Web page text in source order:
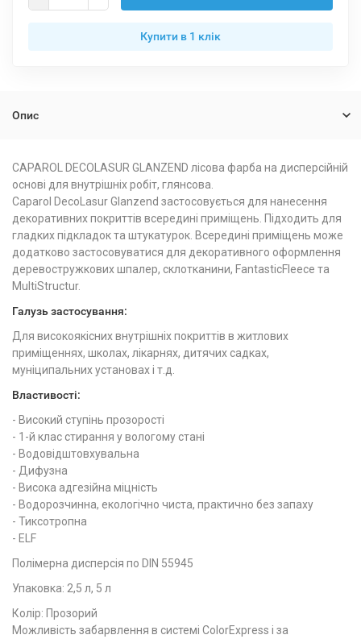
Купити в 1 клiк
Опис
CAPAROL DECOLASUR GLANZEND лісова фарба на дисперсійній
основі для внутрішніх робіт, глянсова.
Caparol DecoLasur Glanzend застосовується для нанесення
декоративних покриттів всередині приміщень. Підходить для
гладких підкладок та штукатурок. Всередині приміщень може
додатково застосовуватися для декоративного оформлення
деревостружкових шпалер, склотканини, FantasticFleece та
MultiStructur.
Галузь застосування:
Для високоякісних внутрішніх покриттів в житлових
приміщеннях, школах, лікарнях, дитячих садках,
муніципальних установах і т.д.
Властивості:
- Високий ступінь прозорості
- 1-й клас стирання у вологому стані
- Водовідштовхувальна
- Дифузна
- Висока адгезійна міцність
- Водорозчинна, екологічно чиста, практично без запаху
- Тиксотропна
- ELF
Полімерна дисперсія по DIN 55945
Упаковка: 2,5 л, 5 л
Колір: Прозорий
Можливість забарвлення в системі ColorExpress і за